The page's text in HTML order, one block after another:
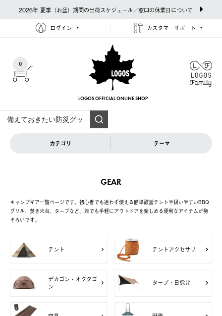
2026年 夏季（お盆）期間の出荷スケジュール／窓口の休業日について
ログイン カスタマーサポート
0
LOGOS OFFICIAL ONLINE SHOP
カテゴリ テーマ
GEAR
キャンプギア一覧ページです。初心者でも迷わず使える簡単設営テントや扱いやすいBBQ
グリル、焚き火台、タープなど、誰でも手軽にアウトドアを楽しめる便利なアイテムが勢
ぞろいです。
テント テントアクセサリ
デカゴン・オクタゴ
ン
タープ・日除け